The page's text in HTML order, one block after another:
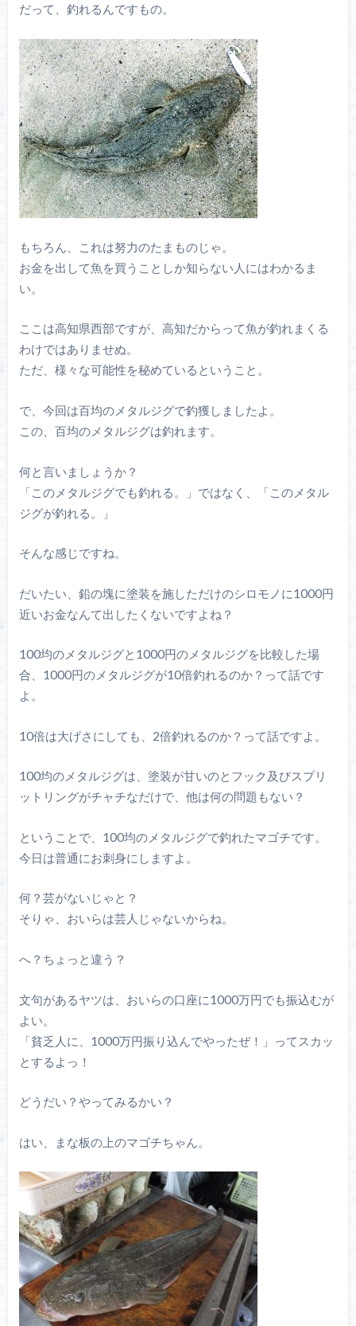
だって、釣れるんですもの。
もちろん、これは努力のたまものじゃ。
お金を出して魚を買うことしか知らない人にはわかるま
い。
ここは高知県西部ですが、高知だからって魚が釣れまくる
わけではありませぬ。
ただ、様々な可能性を秘めているということ。
で、今回は百均のメタルジグで釣獲しましたよ。
この、百均のメタルジグは釣れます。
何と言いましょうか？
「このメタルジグでも釣れる。」ではなく、「このメタル
ジグが釣れる。」
そんな感じですね。
だいたい、鉛の塊に塗装を施しただけのシロモノに1000円
近いお金なんて出したくないですよね？
100均のメタルジグと1000円のメタルジグを比較した場
合、1000円のメタルジグが10倍釣れるのか？って話です
よ。
10倍は大げさにしても、2倍釣れるのか？って話ですよ。
100均のメタルジグは、塗装が甘いのとフック及びスプリ
ットリングがチャチなだけで、他は何の問題もない？
ということで、100均のメタルジグで釣れたマゴチです。
今日は普通にお刺身にしますよ。
何？芸がないじゃと？
そりゃ、おいらは芸人じゃないからね。
へ？ちょっと違う？
文句があるヤツは、おいらの口座に1000万円でも振込むが
よい。
「貧乏人に、1000万円振り込んでやったぜ！」ってスカッ
とするよっ！
どうだい？やってみるかい？
はい、まな板の上のマゴチちゃん。